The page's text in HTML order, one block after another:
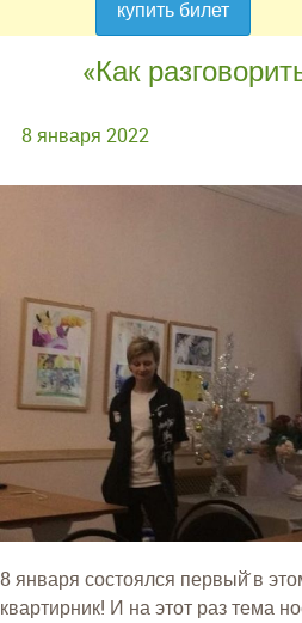
купить билет
«Как
8 января 2022
8 января состоялся первый̆ в
квартирник! И на этот раз тема